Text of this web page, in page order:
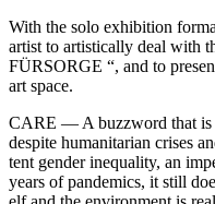
With the solo exhi­bi­ti­on
artist to artis­ti­cal­ly deal with
FÜRSORGE “, and to
art space.
CARE — A buz­zword that is
despi­te huma­ni­ta­ri­an cri­ses
tent gen­der ine­qua­li­ty, an
years of pan­de­mics, it still